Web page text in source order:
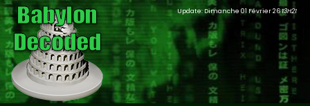
Update: Dimanche 01 Février 2613H21